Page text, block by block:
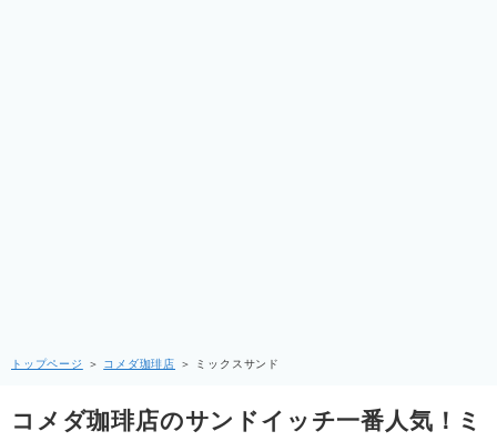
トップページ ＞ コメダ珈琲店 ＞ ミックスサンド
コメダ珈琲店のサンドイッチ一番人気！ミ